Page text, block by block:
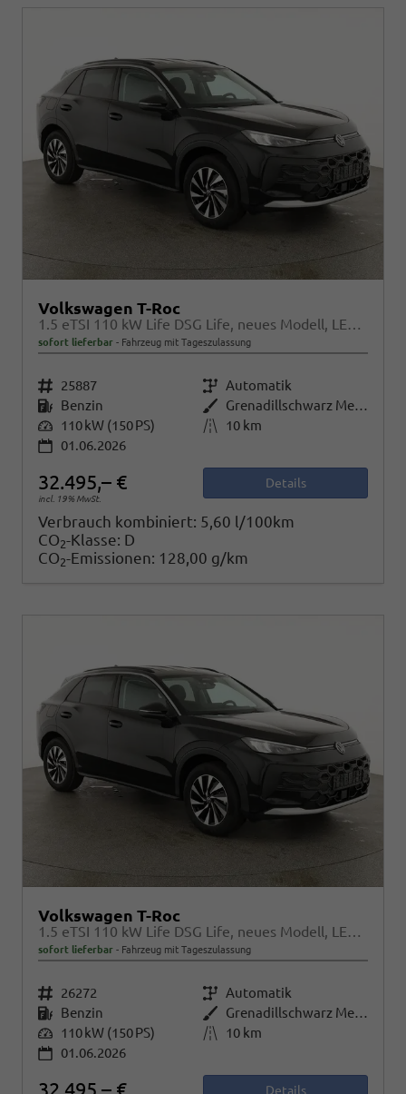
Volkswagen T-Roc
1.5 eTSI 110 kW Life DSG Life, neues Modell, LED, Kamera, Side, Winter, 17-Zoll
sofort lieferbar Fahrzeug mit Tageszulassung
Fahrzeugnr. 25887 Getriebe Automatik
Kraftstoff Benzin Außenfarbe
Grenadillschwarz Metallic
Leistung 110 kW (150 PS) Kilometerstand
10 km
01.06.2026
32.495,– €
incl. 19% MwSt.
Details
Verbrauch kombiniert: 5,60 l/100km
CO2-Klasse: D
CO2-Emissionen: 128,00 g/km
Volkswagen T-Roc
1.5 eTSI 110 kW Life DSG Life, neues Modell, LED, Kamera, Side, Winter, 17-Zoll
sofort lieferbar Fahrzeug mit Tageszulassung
Fahrzeugnr. 26272 Getriebe Automatik
Kraftstoff Benzin Außenfarbe
Grenadillschwarz Metallic
Leistung 110 kW (150 PS) Kilometerstand
10 km
01.06.2026
32.495,– € Details